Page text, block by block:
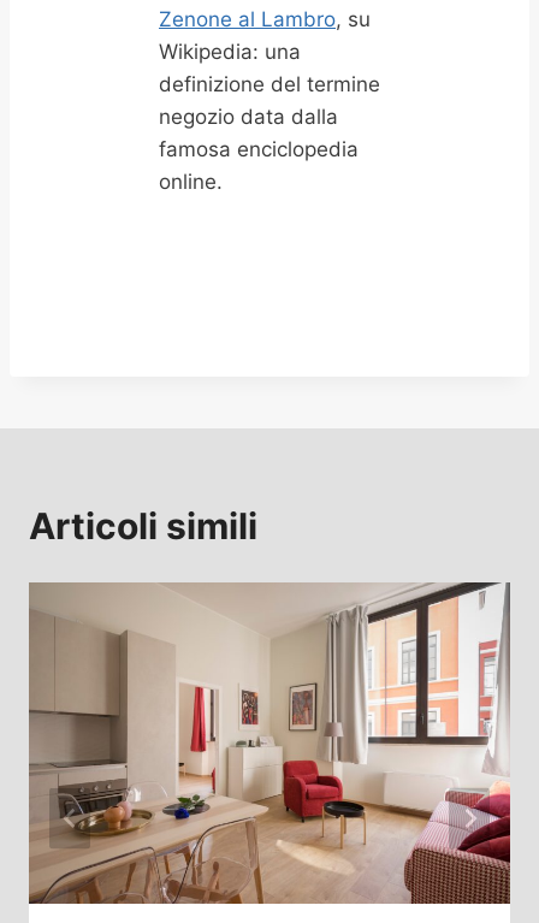
Zenone al Lambro, su
Wikipedia: una
definizione del termine
negozio data dalla
famosa enciclopedia
online.
Articoli simili